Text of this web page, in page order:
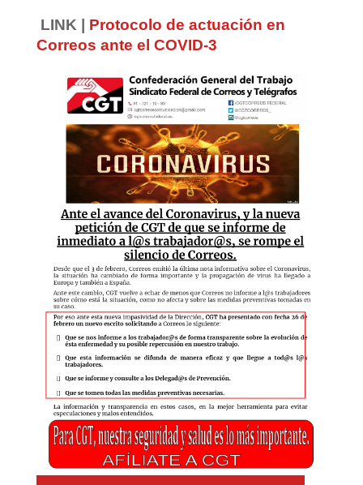
LINK | Protocolo de actuación en
Correos ante el COVID-3